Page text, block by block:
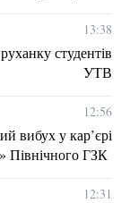
13:38
студентів
УТВ
12:56
вибух у кар’єрі
Північного ГЗК
12:31